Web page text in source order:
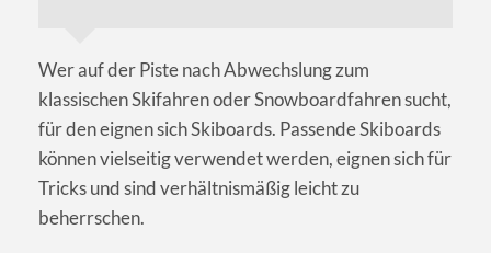
Wer auf der Piste nach Abwechslung zum
klassischen Skifahren oder Snowboardfahren sucht,
für den eignen sich Skiboards. Passende Skiboards
können vielseitig verwendet werden, eignen sich für
Tricks und sind verhältnismäßig leicht zu
beherrschen.